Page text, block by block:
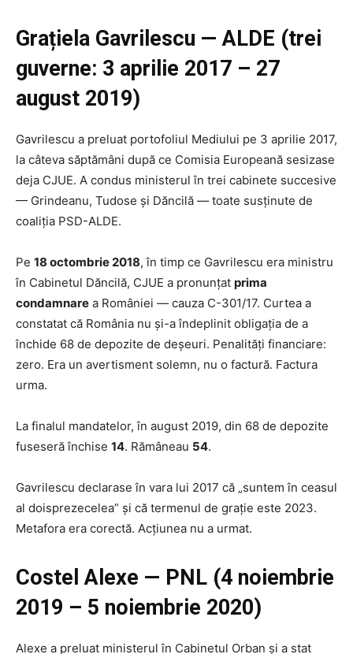
Grațiela Gavrilescu — ALDE (trei
guverne: 3 aprilie 2017 – 27
august 2019)
Gavrilescu a preluat portofoliul Mediului pe 3 aprilie 2017,
la câteva săptămâni după ce Comisia Europeană sesizase
deja CJUE. A condus ministerul în trei cabinete succesive
— Grindeanu, Tudose și Dăncilă — toate susținute de
coaliția PSD-ALDE.
Pe 18 octombrie 2018, în timp ce Gavrilescu era ministru
în Cabinetul Dăncilă, CJUE a pronunțat prima
condamnare a României — cauza C-301/17. Curtea a
constatat că România nu și-a îndeplinit obligația de a
închide 68 de depozite de deșeuri. Penalități financiare:
zero. Era un avertisment solemn, nu o factură. Factura
urma.
La finalul mandatelor, în august 2019, din 68 de depozite
fuseseră închise 14. Rămâneau 54.
Gavrilescu declarase în vara lui 2017 că „suntem în ceasul
al doisprezecelea” și că termenul de grație este 2023.
Metafora era corectă. Acțiunea nu a urmat.
Costel Alexe — PNL (4 noiembrie
2019 – 5 noiembrie 2020)
Alexe a preluat ministerul în Cabinetul Orban și a stat